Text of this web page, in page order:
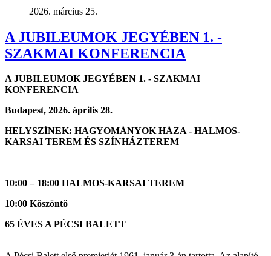
2026. március 25.
A JUBILEUMOK JEGYÉBEN 1. -
SZAKMAI KONFERENCIA
A JUBILEUMOK JEGYÉBEN 1. - SZAKMAI
KONFERENCIA
Budapest, 2026. április 28.
HELYSZÍNEK: HAGYOMÁNYOK HÁZA - HALMOS-
KARSAI TEREM ÉS SZÍNHÁZTEREM
10:00 – 18:00 HALMOS-KARSAI TEREM
10:00 Köszöntő
65 ÉVES A PÉCSI BALETT